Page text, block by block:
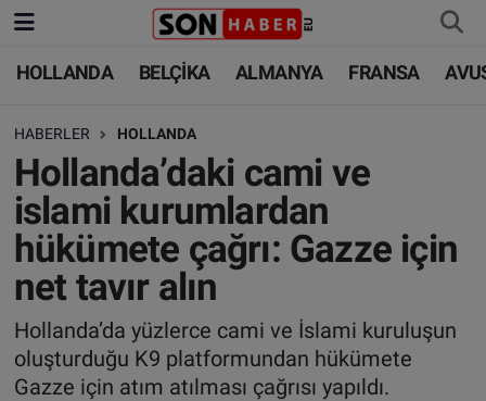
HOLLANDA BELÇİKA ALMANYA FRANSA
HABERLER HOLLANDA
Hollanda’daki cami ve
islami kurumlardan
hükümete çağrı: Gazze için
net tavır alın
Hollanda’da yüzlerce cami ve İslami kuruluşun
oluşturduğu K9 platformundan hükümete
Gazze için atım atılması çağrısı yapıldı.
HOLLANDA
BELÇİKA
ALMANYA
FRANSA
AVUSTURYA
SAĞLIK - YAŞAM
HOLLANDA
BELÇİKA
ALMANYA
TÜRKİYE
DÜNYA
BİLİM-TEKNOLOJİ
Nöbetçi Eczaneler
Hava Durumu
Trafik Durumu
Süper Lig Puan Durumu ve Fikstür
Tüm Manşetler
Son Dakika Haberleri